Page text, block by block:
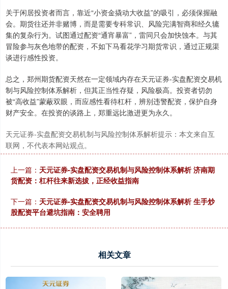
关于闲居投资者而言，靠近“小资金撬动大收益”的吸引，必须保握融
会。期货往还并非赌博，而是需要专科常识、风险完满智商和经久辘
集的复杂行为。试图通过配资“通宵暴富”，雷同只会加快蚀本。与其
冒险参与灰色地带的配资，不如下马看花学习期货常识，通过正规渠
谈进行感性投资。
总之，郑州期货配资天然在一定领域内存在天元证券-实盘配资交易机
制与风险控制体系解析，但其正当性存疑，风险极高。投资者切勿
被“高收益”蒙蔽双眼，而应感性看待杠杆，辨别违警配资，保护自身
财产安全。在投资的谈路上，郑重远比激进更为永久。
天元证券-实盘配资交易机制与风险控制体系解析提示：本文来自互
联网，不代表本网站观点。
上一篇： 天元证券-实盘配资交易机制与风险控制体系解析 济南期
货配资：杠杆往来新选拔，正经收益指南
下一篇： 天元证券-实盘配资交易机制与风险控制体系解析 生手炒
股配资平台避坑指南：安全聘用
相关文章